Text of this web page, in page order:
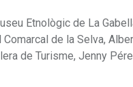
Etnològic de La
de la Selva,
de Turisme, Jenny